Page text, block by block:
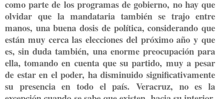
como parte de los programas de gobierno, no hay que
olvidar que la mandataria también se trajo entre
manos, una buena dosis de política, considerando que
están muy cerca las elecciones del próximo año y que
es, sin duda también, una enorme preocupación para
ella, tomando en cuenta que su partido, muy a pesar
de estar en el poder, ha disminuido significativamente
su presencia en todo el país. Veracruz, no es la